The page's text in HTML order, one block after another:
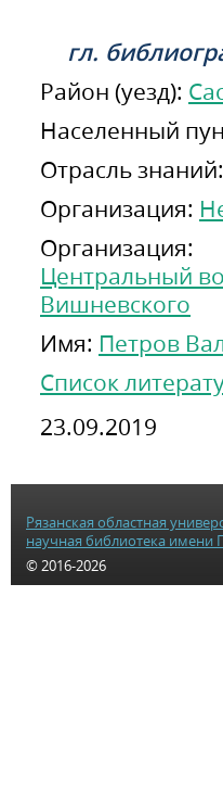
гл.
Район (уезд):
Населенный
Отрасль знаний:
Организация:
Организация:
Центральный
Вишневского
Имя: Петров
Список
23.09.2019
Рязанская областная
научная библиотека имени
© 2016-2026